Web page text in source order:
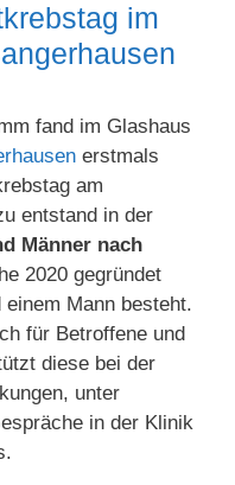
im
fand im Glashaus
erstmals
am
entstand in der
Männer nach
2020 gegründet
Mann besteht.
für Betroffene und
diese bei der
unter
in der Klinik